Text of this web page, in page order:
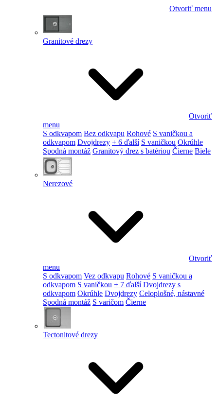
Otvoriť menu
Granitové drezy
Otvoriť
menu
S odkvapom Bez odkvapu Rohové S vaničkou a
odkvapom Dvojdrezy + 6 ďalší S vaničkou Okrúhle
Spodná montáž Granitový drez s batériou Čierne Biele
Nerezové
Otvoriť
menu
S odkvapom Vez odkvapu Rohové S vaničkou a
odkvapom S vaničkou + 7 ďalší Dvojdrezy s
odkvapom Okrúhle Dvojdrezy Celoplošné, nástavné
Spodná montáž S varičom Čierne
Tectonitové drezy